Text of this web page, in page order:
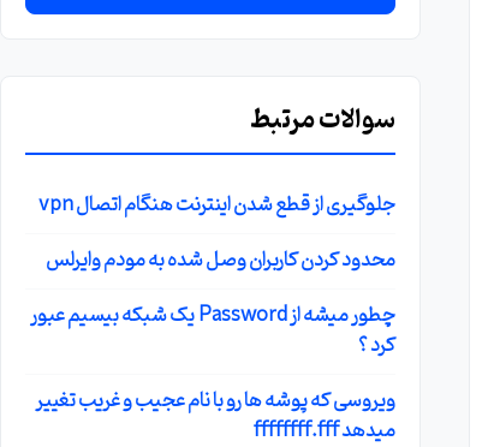
سوالات مرتبط
جلوگیری از قطع شدن اینترنت هنگام اتصال vpn
محدود کردن کاربران وصل شده به مودم وایرلس
چطور میشه از Password یک شبکه بیسیم عبور
کرد ؟
ویروسی که پوشه ها رو با نام عجیب و غریب تغییر
میدهد ffffffff.fff